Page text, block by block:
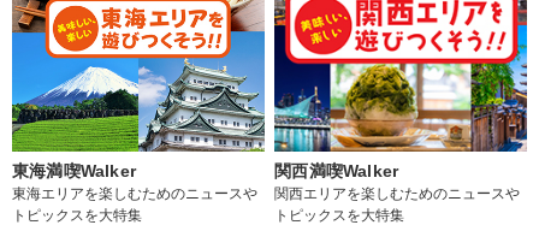
東海満喫Walker
東海エリアを楽しむためのニュースや
トピックスを大特集
関西満喫Walker
関西エリアを楽しむためのニュースや
トピックスを大特集